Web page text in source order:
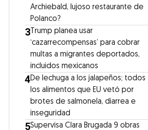
Archiebald, lujoso restaurante de
Polanco?
3 Trump planea usar
‘cazarrecompensas’ para cobrar
multas a migrantes deportados,
incluidos mexicanos
4De lechuga a los jalapeños; todos
los alimentos que EU vetó por
brotes de salmonela, diarrea e
inseguridad
5Supervisa Clara Brugada 9 obras